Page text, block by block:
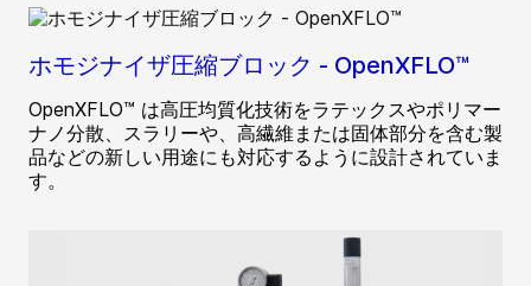
ホモジナイザ圧縮ブロック - OpenXFLO™
OpenXFLO™ は高圧均質化技術をラテックスやポリマー
ナノ分散、スラリーや、高繊維または固体部分を含む製
品などの新しい用途にも対応するように設計されていま
す。